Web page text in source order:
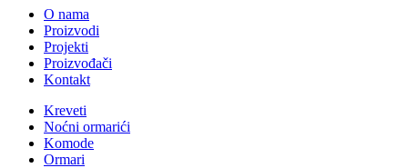
O nama
Proizvodi
Projekti
Proizvođači
Kontakt
Kreveti
Noćni ormarići
Komode
Ormari